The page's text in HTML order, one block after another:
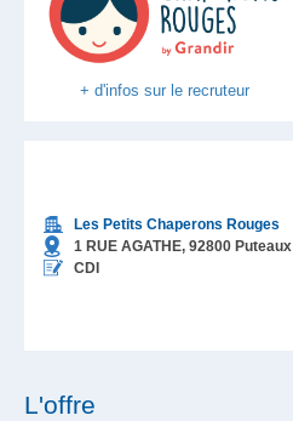
+ d'infos sur le recruteur
Les Petits Chaperons Rouges
1 RUE AGATHE, 92800 Puteaux
CDI
L'offre